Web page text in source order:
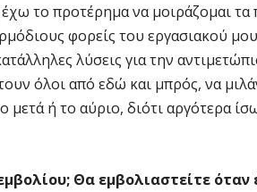
το προτέρημα να μοιράζομαι τα
φορείς του εργασιακού
λύσεις για την
όλοι από εδώ και μπρός, να
ή το αύριο, διότι αργότερα
Θα εμβολιαστείτε όταν